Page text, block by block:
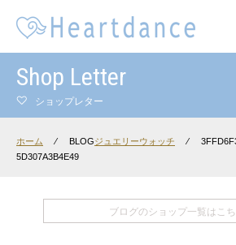
Shop Letter
ショップレター
ホーム ⁄ BLOGジュエリーウォッチ ⁄
5D307A3B4E49
ブログのショップ一覧はこ